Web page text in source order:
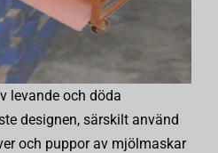
levande och döda
designen, särskilt använd
och puppor av mjölmaskar